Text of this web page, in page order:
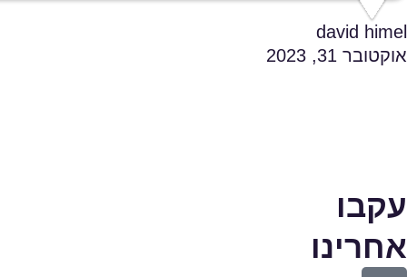
david himel
אוקטובר 31, 2023
עקבו
אחרינו